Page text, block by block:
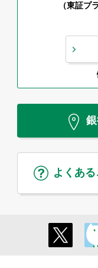
（東証プ
よくあ